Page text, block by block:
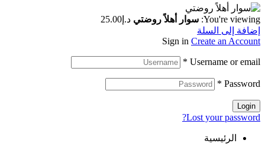
You're viewing: سوار أهلاً روضتي د.إ 25.00
إضافة إلى السلة
Sign in Create an Account
Username or email
*
Password
*
Login
Lost your password?
الرئيسية